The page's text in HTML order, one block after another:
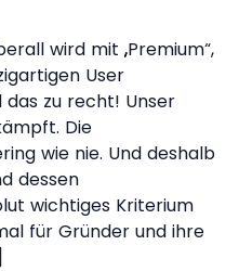
wird mit „Premium“,
User
das zu recht! Unser
Die
wie nie. Und deshalb
dessen
wichtiges Kriterium
für Gründer und ihre